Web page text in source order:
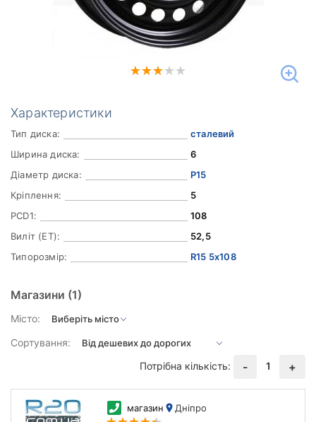
Характеристики
Тип диска:
сталевий
Ширина диска:
6
Діаметр диска:
Р15
Кріплення:
5
PCD1:
108
Виліт (ET):
52,5
Типорозмір:
R15 5x108
Магазини (1)
Місто:
Сортування:
Потрібна кількість:
- 1 +
магазин Дніпро